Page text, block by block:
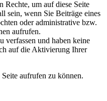
Rechte, um auf diese Seite
sein, wenn Sie Beiträge eines
oder administrative bzw.
aufrufen.
verfassen und haben keine
auf die Aktivierung Ihrer
Seite aufrufen zu können.